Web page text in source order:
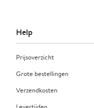
Help
Prijsoverzicht
Grote bestellingen
Verzendkosten